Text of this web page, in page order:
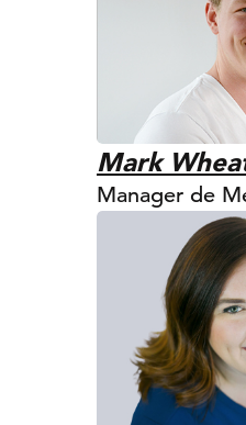
Mark
Manager de